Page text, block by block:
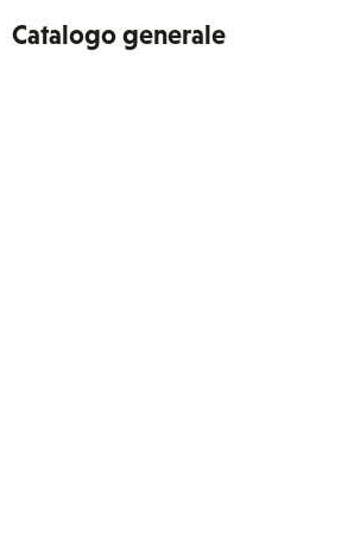
Catalogo generale